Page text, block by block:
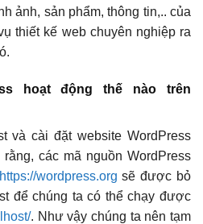
ảnh, sản phẩm, thông tin,.. của
thiết kế web chuyên nghiệp ra
hoạt động thế nào trên
và cài đặt website WordPress
các mã nguồn WordPress
https://wordpress.org sẽ được bỏ
để chúng ta có thể chạy được
. Như vậy chúng ta nên tạm